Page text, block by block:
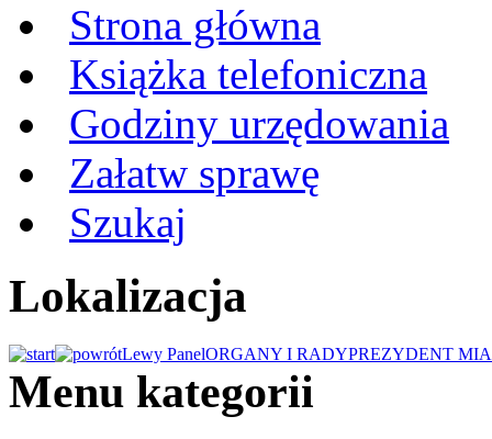
Strona główna
Książka telefoniczna
Godziny urzędowania
Załatw sprawę
Szukaj
Lokalizacja
Lewy PanelORGANY I RADYPREZYDENT
Menu kategorii